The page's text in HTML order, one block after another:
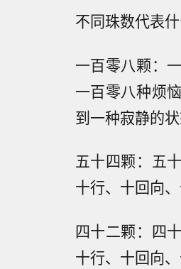
不同珠数代表
一百零八颗：
一百零八种烦
到一种寂静的状
五十四颗：五
十行、十回向
四十二颗：四
十行、十回向